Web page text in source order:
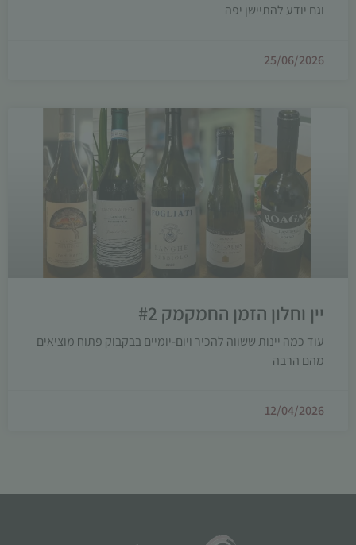
וגם יודע להתיישן יפה
25/06/2026
יין וחלון הזמן החמקמק #2
עוד כמה יינות ששווה להכיר ויום-יומיים בבקבוק פתוח מוציאים
מהם הרבה
12/04/2026